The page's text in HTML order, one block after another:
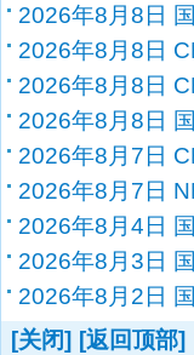
2026年8月8日
2026年8月8日
2026年8月8日
2026年8月8日
2026年8月7日
2026年8月7日
2026年8月4日
2026年8月3日
2026年8月2日
[关闭] [返回顶部]